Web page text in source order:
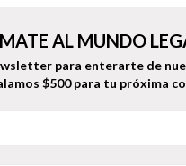
AL MUNDO
para enterarte de
$500 para tu próxima